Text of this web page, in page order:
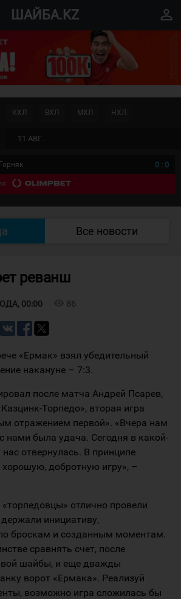
ШАЙБА.KZ perm_identity
11 АВГ.
КХЛ ВХЛ МХЛ НХЛ
0 : 0
Все новости
реванш
00:00 86
«Ермак» взял убедительный
накануне – 7:3.
после матча Андрей Псарев,
Торпедо», вторая игра
отражением первой». «Вчера нам
нами была удача. Сегодня в какой-
отвернулась. В принципе
хорошую, добротную игру», –
«торпедовцы» отлично провели
инициативу,
броскам и созданным моментам.
сравнять счет, после
шайбы, и еще дважды
ворот «Ермака». Реализуй
возможно игра сложилась бы